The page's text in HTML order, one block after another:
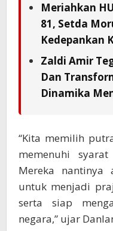
Meriahkan
81, Setda
Kedepankan
Zaldi Amir
Dan
Dinamika
“Kita memilih
memenuhi
Mereka
untuk menjadi
serta siap
negara,” ujar